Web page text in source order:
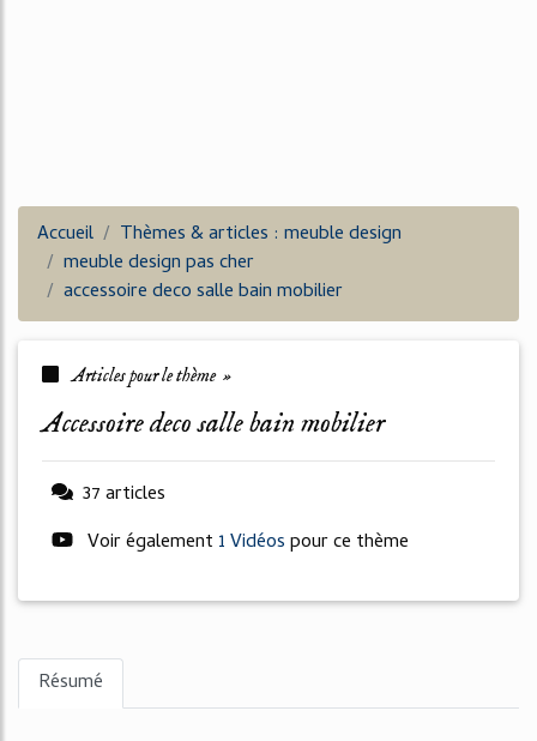
Accueil
Thèmes & articles : meuble design
meuble design pas cher
accessoire deco salle bain mobilier
Articles pour le thème »
accessoire deco salle bain mobilier
37 articles
Voir également 1 Vidéospour ce thème
Résumé